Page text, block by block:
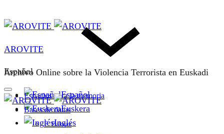
Español
Español
Euskera
Inglés
AROVITE
Archivo Online sobre la Violencia Terrorista en Euskadi
Espacios para la memoria
Bases de datos
F. Bakeaz